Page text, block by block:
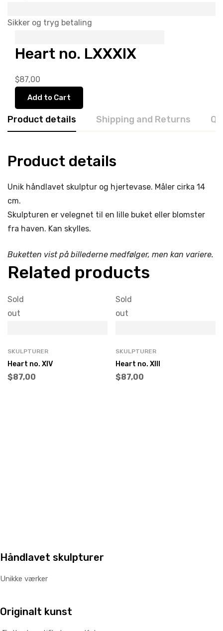
Sikker og tryg betaling
Heart no. LXXXIX
$87,00
Add to Cart
Product details Shipping and Returns
Product details
Unik håndlavet skulptur og hjertevase. Måler cirka 14
cm.
Skulpturen er velegnet til en lille buket eller blomster
fra haven. Kan skylles.
Buketten vist på billederne medfølger, men kan variere.
Related products
Sold
out
SKULPTURER
Heart no. XIV
$87,00
Sold
out
SKULPTURER
Heart no. XIII
$87,00
Håndlavet skulpturer
Unikke værker
Originalt kunst